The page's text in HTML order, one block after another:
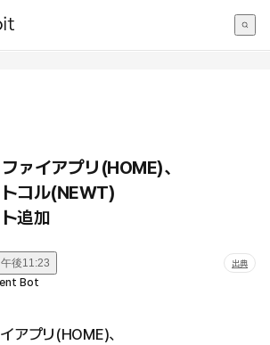
ァイアプリ(HOME)、
コル(NEWT)
追加
後11:23 出典
Bot
アプリ(HOME)、